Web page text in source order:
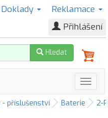
Doklady
Reklamace
Přihlášení
Hledat
- příslušenství Baterie 2-